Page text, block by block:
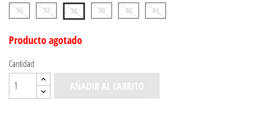
36 37 38 39 40 41
Producto agotado
Cantidad
AÑADIR AL CARRITO